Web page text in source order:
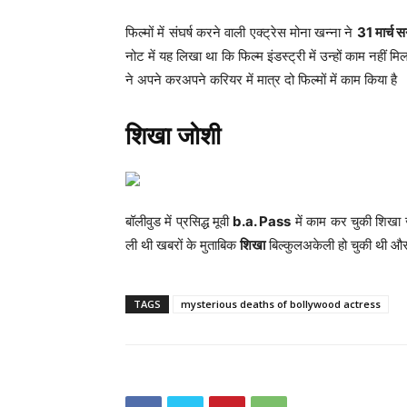
फिल्मों में संघर्ष करने वाली एक्ट्रेस मोना खन्ना ने 31 मार्च
नोट में यह लिखा था कि फिल्म इंडस्ट्री में उन्हों काम नहीं
ने अपने करअपने करियर में मात्र दो फिल्मों में काम किया है
शिखा जोशी
बॉलीवुड में प्रसिद्ध मूवीb.a. Pass में काम कर चुकी शिखा
ली थी खबरों के मुताबिकशिखाबिल्कुलअकेली हो चुकी थी और
TAGS mysterious deaths of bollywood actress